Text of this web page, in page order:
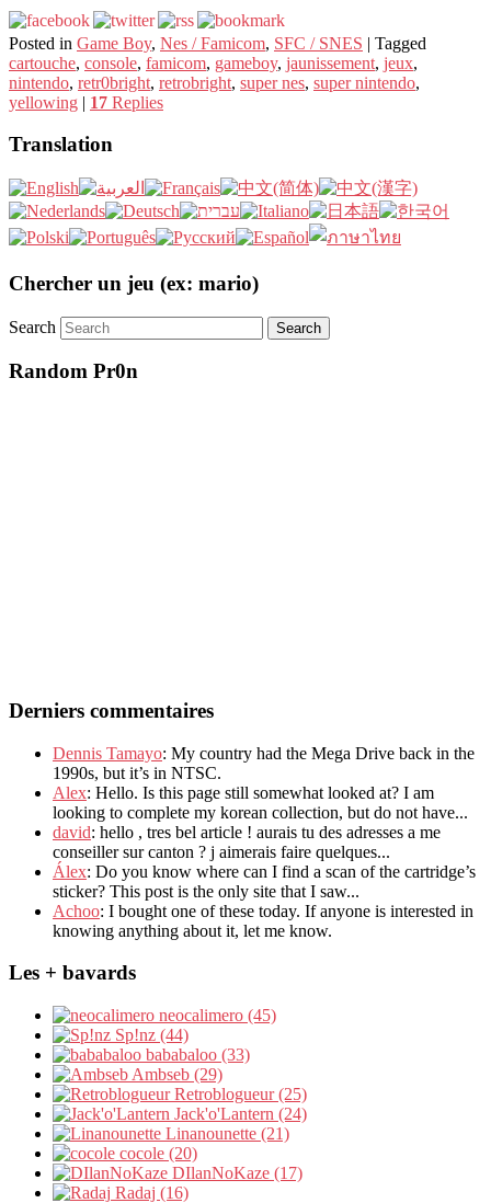
Posted in Game Boy, Nes / Famicom, SFC / SNES | Tagged
cartouche, console, famicom, gameboy, jaunissement, jeux,
nintendo, retr0bright, retrobright, super nes, super nintendo,
yellowing | 17 Replies
Translation
Chercher un jeu (ex: mario)
Search
Random Pr0n
Derniers commentaires
Dennis Tamayo: My country had the Mega Drive back in the
1990s, but it’s in NTSC.
Alex: Hello. Is this page still somewhat looked at? I am
looking to complete my korean collection, but do not have...
david: hello , tres bel article ! aurais tu des adresses a me
conseiller sur canton ? j aimerais faire quelques...
Álex: Do you know where can I find a scan of the cartridge’s
sticker? This post is the only site that I saw...
Achoo: I bought one of these today. If anyone is interested in
knowing anything about it, let me know.
Les + bavards
neocalimero (45)
Sp!nz (44)
bababaloo (33)
Ambseb (29)
Retroblogueur (25)
Jack'o'Lantern (24)
Linanounette (21)
cocole (20)
DIlanNoKaze (17)
Radaj (16)